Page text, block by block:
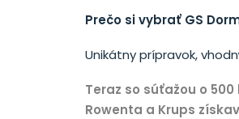
Prečo si vybrať GS
Unikátny prípravok,
Teraz so súťažou o
Rowenta a Krups